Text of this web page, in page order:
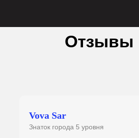
Отзывы
Vova Sar
Знаток города 5 уровня